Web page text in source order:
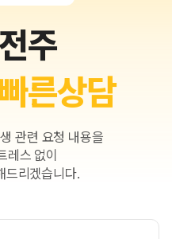
주
른상담
관련 요청 내용을
레스 없이
드리겠습니다.